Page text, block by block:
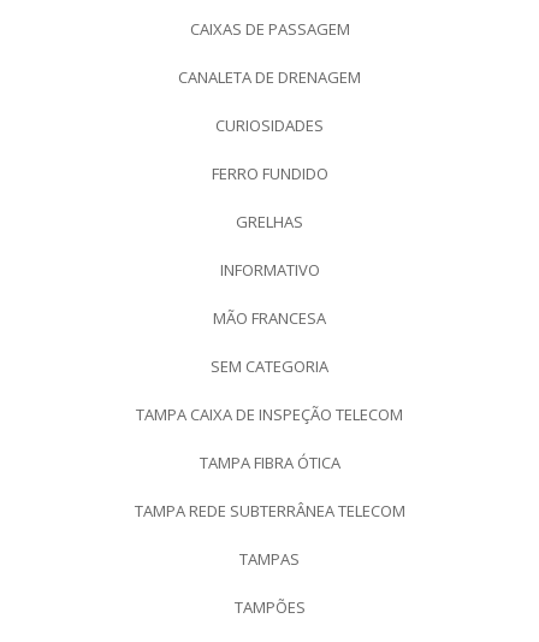
CAIXAS DE PASSAGEM
CANALETA DE DRENAGEM
CURIOSIDADES
FERRO FUNDIDO
GRELHAS
INFORMATIVO
MÃO FRANCESA
SEM CATEGORIA
TAMPA CAIXA DE INSPEÇÃO TELECOM
TAMPA FIBRA ÓTICA
TAMPA REDE SUBTERRÂNEA TELECOM
TAMPAS
TAMPÕES